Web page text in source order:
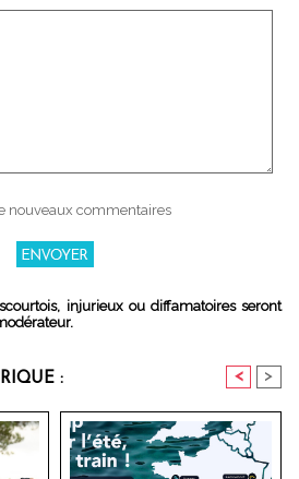
nouveaux commentaires
injurieux ou diffamatoires seront
: < >